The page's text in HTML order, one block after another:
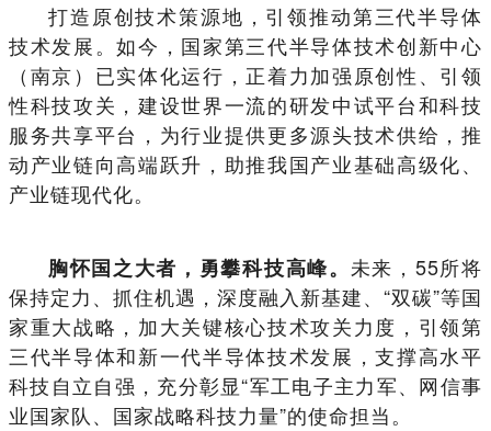
打造原创技术策源地，引领推动第三代半导体
技术发展。如今，国家第三代半导体技术创新中心
（南京）已实体化运行，正着力加强原创性、引领
性科技攻关，建设世界一流的研发中试平台和科技
服务共享平台，为行业提供更多源头技术供给，推
动产业链向高端跃升，助推我国产业基础高级化、
产业链现代化。
胸怀国之大者，勇攀科技高峰。 未来，55所将
保持定力、抓住机遇，深度融入新基建、“双碳”等国
家重大战略，加大关键核心技术攻关力度，引领第
三代半导体和新一代半导体技术发展，支撑高水平
科技自立自强，充分彰显“军工电子主力军、网信事
业国家队、国家战略科技力量”的使命担当。